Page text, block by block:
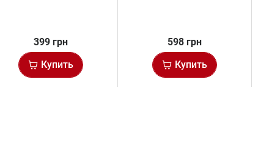
399 грн
Купить
598 грн
Купить